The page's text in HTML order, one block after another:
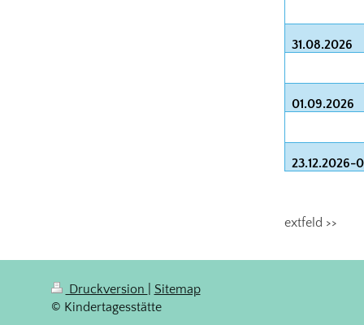
31.08.2026
01.09.2026
23.12.2026-
extfeld >>
Druckversion
Sitemap
© Kindertagesstätte